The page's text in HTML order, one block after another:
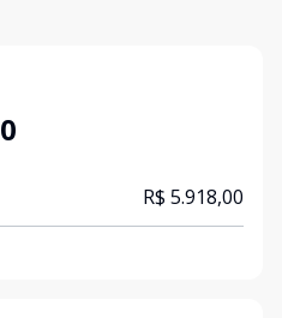
R$ 5.918,00